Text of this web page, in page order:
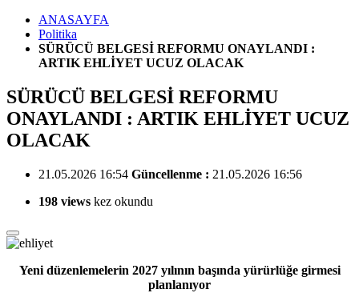
ANASAYFA
Politika
SÜRÜCÜ BELGESİ REFORMU ONAYLANDI :
ARTIK EHLİYET UCUZ OLACAK
SÜRÜCÜ BELGESİ REFORMU
ONAYLANDI : ARTIK EHLİYET UCUZ
OLACAK
21.05.2026 16:54 Güncellenme : 21.05.2026 16:56
198 views kez okundu
Yeni düzenlemelerin 2027 yılının başında yürürlüğe girmesi
planlanıyor